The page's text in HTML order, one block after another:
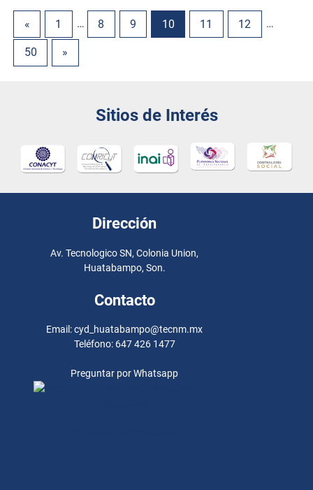
« 1 … 8 9 10 11 12 …
50 »
Sitios de Interés
Dirección
Av. Tecnologico SN, Colonia Union,
Huatabampo, Son.
Contacto
Email: cyd_huatabampo@tecnm.mx
Teléfono: 647 426 1477
Preguntar por Whatsapp